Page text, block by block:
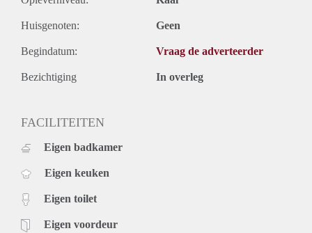
Huisgenoten: Geen
Begindatum: Vraag de adverteerder
Bezichtiging In overleg
FACILITEITEN
Eigen badkamer
Eigen keuken
Eigen toilet
Eigen voordeur